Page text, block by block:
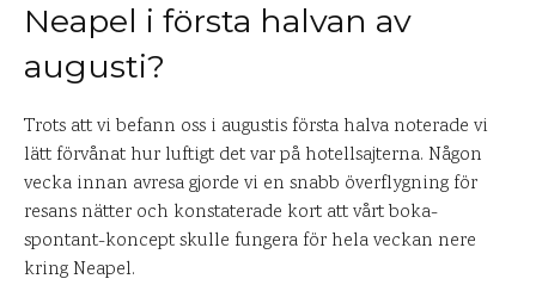
Neapel i första halvan av
augusti?
Trots att vi befann oss i augustis första halva noterade vi
lätt förvånat hur luftigt det var på hotellsajterna. Någon
vecka innan avresa gjorde vi en snabb överflygning för
resans nätter och konstaterade kort att vårt boka-
spontant-koncept skulle fungera för hela veckan nere
kring Neapel.